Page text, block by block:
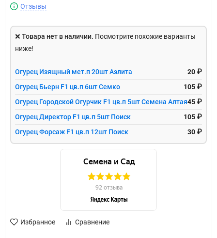
Отзывы
❌ Товара нет в наличии. Посмотрите похожие варианты
ниже!
Огурец Изящный мет.п 20шт Аэлита
20 ₽
Огурец Бьерн F1 цв.п 6шт Семко
105 ₽
Огурец Городской Огурчик F1 цв.п 5шт Семена Алтая45 ₽
Огурец Директор F1 цв.п 5шт Поиск
105 ₽
Огурец Форсаж F1 цв.п 12шт Поиск
30 ₽
Избранное Сравнение